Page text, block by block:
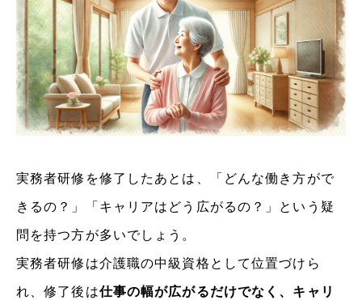
実務者研修を修了したあとは、「どんな働き方がで
きるの？」「キャリアはどう広がるの？」という疑
問を持つ方が多いでしょう。
実務者研修は介護職の中級資格として位置づけら
れ、修了後は仕事の幅が広がるだけでなく、キャリ